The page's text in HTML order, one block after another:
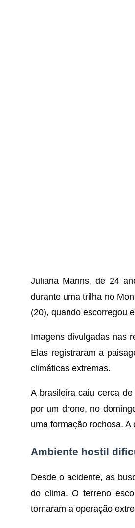
Juliana Marins, de 24
durante uma trilha no
(20), quando escorregou
Imagens divulgadas nas
Elas registraram a
climáticas extremas.
A brasileira caiu cerca
por um drone, no
uma formação rochosa.
Ambiente hostil
Desde o acidente, as
do clima. O terreno
tornaram a operação